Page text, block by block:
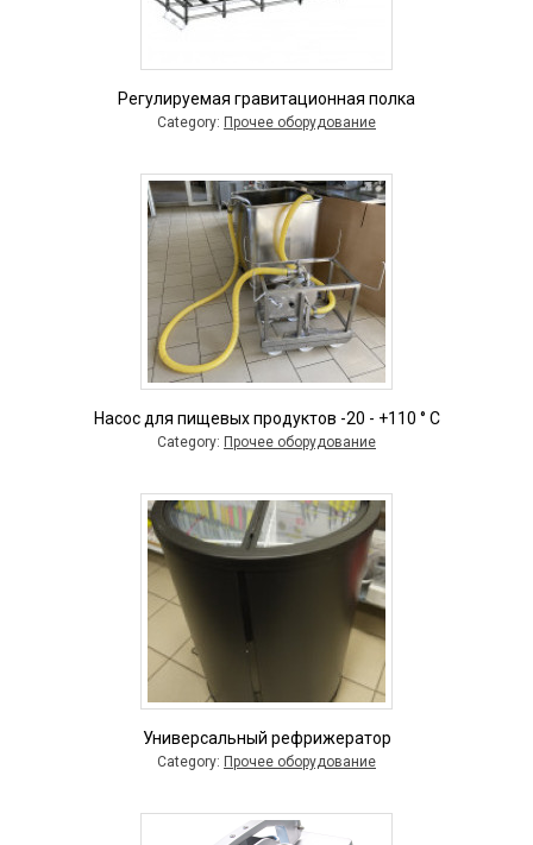
Регулируемая гравитационная полка
Category: Прочее оборудование
Насос для пищевых продуктов -20 - +110 ° C
Category: Прочее оборудование
Универсальный рефрижератор
Category: Прочее оборудование